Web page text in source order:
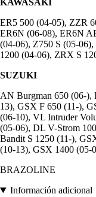
KAWASAKI
ER5 500 (04-05), ZZR
ER6N (06-08), ER6N
(04-06), Z750 S (05-
1200 (04-06), ZRX S
SUZUKI
AN Burgman 650 (06-),
13), GSX F 650 (11-),
(06-10), VL Intruder
(05-06), DL V-Strom
Bandit S 1250 (11-),
(10-13), GSX 1400 (05-
BRAZOLINE
Información adicional